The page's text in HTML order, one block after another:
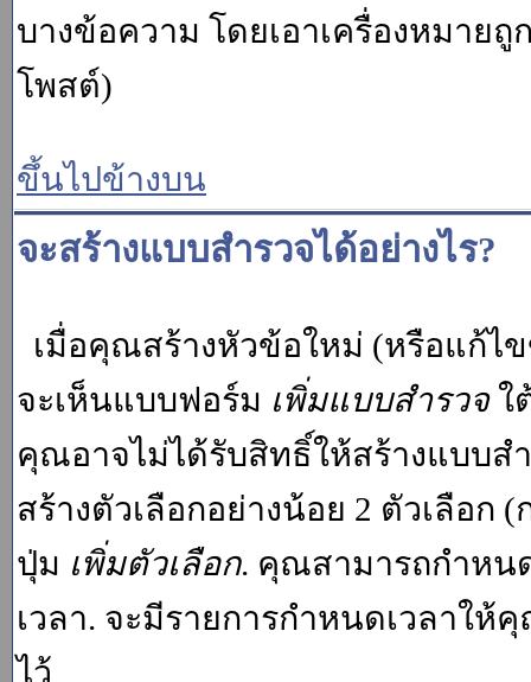
บางข้อความ โดยเอาเครื่องหมาย
โพสต์)
ขึ้นไปข้างบน
จะสร้างแบบสำรวจได้อย่างไร?
เมื่อคุณสร้างหัวข้อใหม่ (หรือแก้
จะเห็นแบบฟอร์ม เพิ่มแบบสำรวจใ
คุณอาจไม่ได้รับสิทธิ์ให้สร้างแบบส
สร้างตัวเลือกอย่างน้อย 2 ตัวเลือก
ปุ่ม เพิ่มตัวเลือก. คุณสามารถกำหน
เวลา. จะมีรายการกำหนดเวลาให้
ไว้